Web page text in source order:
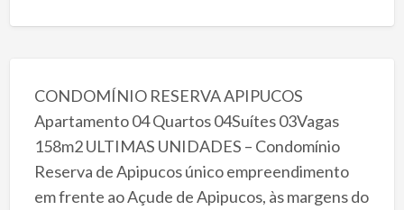
CONDOMÍNIO RESERVA APIPUCOS
Apartamento 04 Quartos 04Suítes 03Vagas
158m2 ULTIMAS UNIDADES – Condomínio
Reserva de Apipucos único empreendimento
em frente ao Açude de Apipucos, às margens do